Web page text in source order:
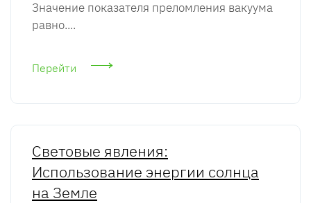
Значение показателя преломления вакуума
равно....
Перейти
Световые явления:
Использование энергии солнца
на Земле